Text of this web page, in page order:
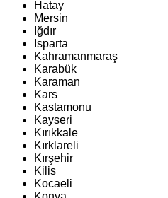
Hatay
Mersin
Iğdır
Isparta
Kahramanmaraş
Karabük
Karaman
Kars
Kastamonu
Kayseri
Kırıkkale
Kırklareli
Kırşehir
Kilis
Kocaeli